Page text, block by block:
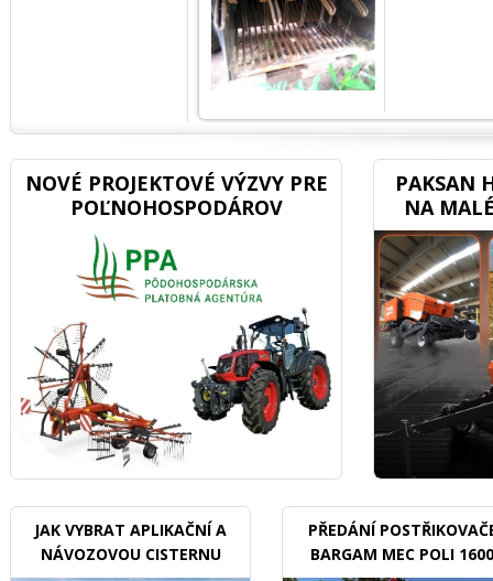
NOVÉ PROJEKTOVÉ VÝZVY PRE
POĽNOHOSPODÁROV
PAKSAN
NA
JAK VYBRAT APLIKAČNÍ A
NÁVOZOVOU CISTERNU
PŘEDÁNÍ
BARGAM MEC POLI 1600